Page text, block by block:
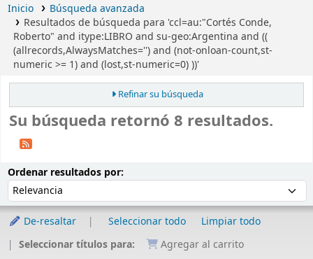
Inicio
Búsqueda avanzada
Resultados de búsqueda para 'ccl=au:"Cortés Conde,
Roberto" and itype:LIBRO and su-geo:Argentina and ((
(allrecords,AlwaysMatches='') and (not-onloan-count,st-
numeric >= 1) and (lost,st-numeric=0) ))'
Refinar su búsqueda
Su búsqueda retornó 8 resultados.
Ordenar resultados por:
De-resaltar Seleccionar todo
Limpiar todo
Seleccionar títulos para:
Agregar al carrito